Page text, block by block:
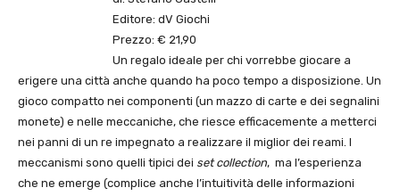
Editore: dV Giochi
Prezzo: € 21,90
Un regalo ideale per chi vorrebbe giocare a
erigere una città anche quando ha poco tempo a disposizione. Un
gioco compatto nei componenti (un mazzo di carte e dei segnalini
monete) e nelle meccaniche, che riesce efficacemente a metterci
nei panni di un re impegnato a realizzare il miglior dei reami. I
meccanismi sono quelli tipici dei set collection, ma l’esperienza
che ne emerge (complice anche l’intuitività delle informazioni